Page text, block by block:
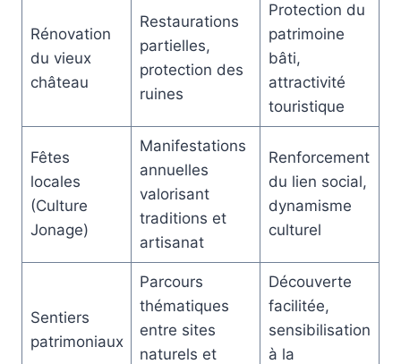
Rénovation
du vieux
château
Restaurations
partielles,
protection des
ruines
Protection du
patrimoine
bâti,
attractivité
touristique
Fêtes
locales
(Culture
Jonage)
Manifestations
annuelles
valorisant
traditions et
artisanat
Renforcement
du lien social,
dynamisme
culturel
Sentiers
patrimoniaux
Parcours
thématiques
entre sites
naturels et
Découverte
facilitée,
sensibilisation
à la